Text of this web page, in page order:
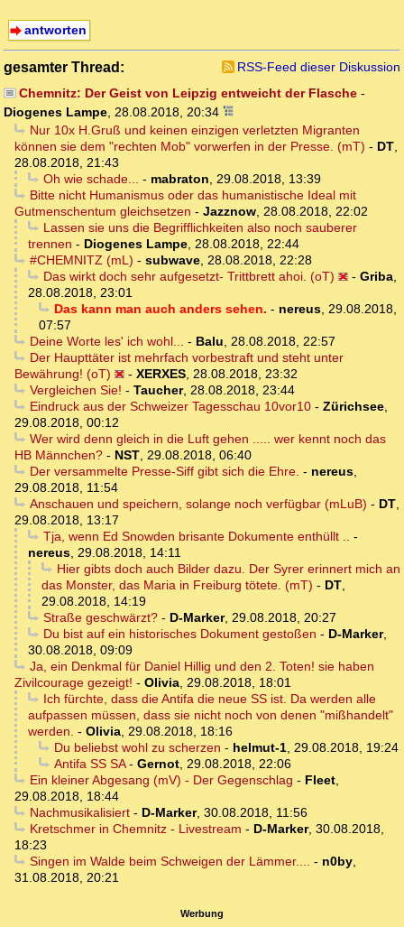
antworten
gesamter Thread:
RSS-Feed dieser Diskussion
Chemnitz: Der Geist von Leipzig entweicht der Flasche-
Diogenes Lampe, 28.08.2018, 20:34
Nur 10x H.Gruß und keinen einzigen verletzten Migranten
können sie dem "rechten Mob" vorwerfen in der Presse. (mT) - DT,
28.08.2018, 21:43
Oh wie schade... - mabraton, 29.08.2018, 13:39
Bitte nicht Humanismus oder das humanistische Ideal mit
Gutmenschentum gleichsetzen - Jazznow, 28.08.2018, 22:02
Lassen sie uns die Begrifflichkeiten also noch sauberer
trennen - Diogenes Lampe, 28.08.2018, 22:44
#CHEMNITZ (mL) - subwave, 28.08.2018, 22:28
Das wirkt doch sehr aufgesetzt- Trittbrett ahoi. (oT)
- Griba,
28.08.2018, 23:01
Das kann man auch anders sehen. - nereus, 29.08.2018,
07:57
Deine Worte les' ich wohl... - Balu, 28.08.2018, 22:57
Der Haupttäter ist mehrfach vorbestraft und steht unter
Bewährung! (oT)
- XERXES, 28.08.2018, 23:32
Vergleichen Sie! - Taucher, 28.08.2018, 23:44
Eindruck aus der Schweizer Tagesschau 10vor10- Zürichsee,
29.08.2018, 00:12
Wer wird denn gleich in die Luft gehen ..... wer kennt noch das
HB Männchen? - NST, 29.08.2018, 06:40
Der versammelte Presse-Siff gibt sich die Ehre. - nereus,
29.08.2018, 11:54
Anschauen und speichern, solange noch verfügbar (mLuB) - DT,
29.08.2018, 13:17
Tja, wenn Ed Snowden brisante Dokumente enthüllt .. -
nereus, 29.08.2018, 14:11
Hier gibts doch auch Bilder dazu. Der Syrer erinnert mich an
das Monster, das Maria in Freiburg tötete. (mT) - DT,
29.08.2018, 14:19
Straße geschwärzt?- D-Marker, 29.08.2018, 20:27
Du bist auf ein historisches Dokument gestoßen - D-Marker,
30.08.2018, 09:09
Ja, ein Denkmal für Daniel Hillig und den 2. Toten! sie haben
Zivilcourage gezeigt! - Olivia, 29.08.2018, 18:01
Ich fürchte, dass die Antifa die neue SS ist. Da werden alle
aufpassen müssen, dass sie nicht noch von denen "mißhandelt"
werden. - Olivia, 29.08.2018, 18:16
Du beliebst wohl zu scherzen - helmut-1, 29.08.2018, 19:24
Antifa SS SA- Gernot, 29.08.2018, 22:06
Ein kleiner Abgesang (mV) - Der Gegenschlag - Fleet,
29.08.2018, 18:44
Nachmusikalisiert- D-Marker, 30.08.2018, 11:56
Kretschmer in Chemnitz - Livestream - D-Marker, 30.08.2018,
18:23
Singen im Walde beim Schweigen der Lämmer.... - n0by,
31.08.2018, 20:21
Werbung